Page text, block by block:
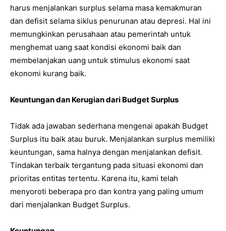
harus menjalankan surplus selama masa kemakmuran
dan defisit selama siklus penurunan atau depresi. Hal ini
memungkinkan perusahaan atau pemerintah untuk
menghemat uang saat kondisi ekonomi baik dan
membelanjakan uang untuk stimulus ekonomi saat
ekonomi kurang baik.
Keuntungan dan Kerugian dari Budget Surplus
Tidak ada jawaban sederhana mengenai apakah Budget
Surplus itu baik atau buruk. Menjalankan surplus memiliki
keuntungan, sama halnya dengan menjalankan defisit.
Tindakan terbaik tergantung pada situasi ekonomi dan
prioritas entitas tertentu. Karena itu, kami telah
menyoroti beberapa pro dan kontra yang paling umum
dari menjalankan Budget Surplus.